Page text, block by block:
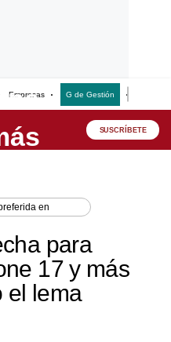
Empresas G de Gestión
SUSCRÍBETE
en
para
17 y más
el lema